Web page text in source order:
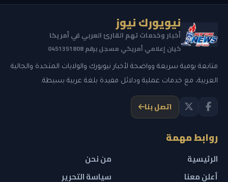
نيويورك نيوز
أخبار وخدمات تهم القارئ العربي في أمريكا
كيان إعلامي أمريكي مسجل برقم 0451351808
متابعة يومية سريعة وواضحة لأخبار نيويورك والولايات المتحدة والجالية
العربية، مع خدمات عملية ودلائل مفيدة بلغة عربية بسيطة.
اتصل بنا
روابط مهمة
الرئيسية
من نحن
أعلن معنا
سياسة التحرير